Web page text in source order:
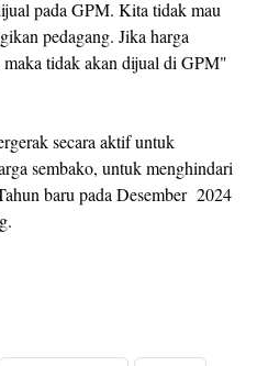
pada GPM. Kita tidak mau
pedagang. Jika harga
tidak akan dijual di GPM"
secara aktif untuk
sembako, untuk menghindari
baru pada Desember 2024